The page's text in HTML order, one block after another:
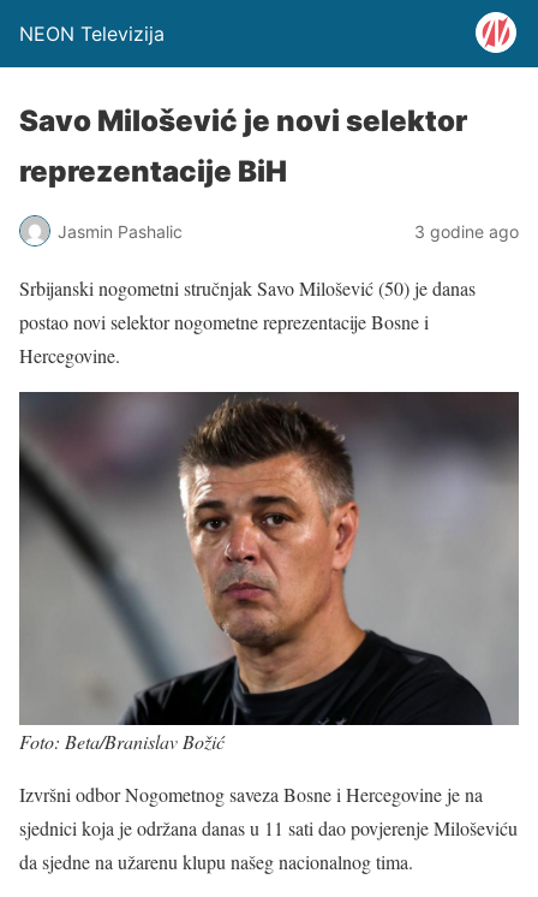
NEON Televizija
Savo Milošević je novi selektor
reprezentacije BiH
Jasmin Pashalic 3 godine ago
Srbijanski nogometni stručnjak Savo Milošević (50) je danas
postao novi selektor nogometne reprezentacije Bosne i
Hercegovine.
Foto: Beta/Branislav Božić
Izvršni odbor Nogometnog saveza Bosne i Hercegovine je na
sjednici koja je održana danas u 11 sati dao povjerenje Miloševiću
da sjedne na užarenu klupu našeg nacionalnog tima.